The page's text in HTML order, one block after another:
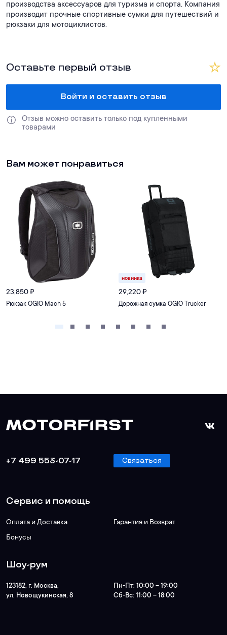
производства аксессуаров для туризма и спорта. Компания
производит прочные спортивные сумки для путешествий и
рюкзаки для мотоциклистов.
Оставьте первый отзыв
Войти и оставить отзыв
Отзыв можно оставить только под купленными
товарами
Вам может понравиться
23,850₽
Рюкзак OGIO Mach 5
новинка
29,220₽
Дорожная сумка OGIO Trucker
+7 499 553-07-17 Связаться
Сервис и помощь
Оплата и Доставка
Гарантия и Возврат
Бонусы
Шоу-рум
123182, г. Москва,
ул. Новощукинская, 8
Пн-Пт: 10:00 – 19:00
Сб-Вс: 11:00 – 18:00